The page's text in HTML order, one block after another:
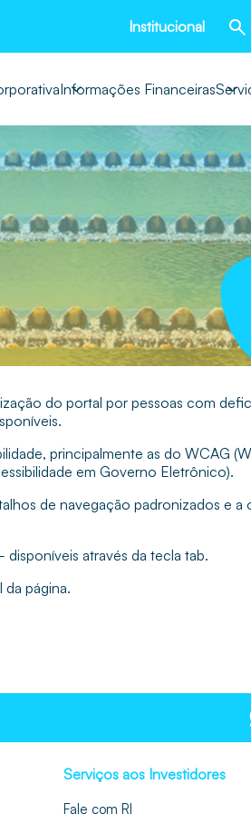
Institucional
Informações Financeiras
do portal por pessoas com
principalmente as do WCAG
em Governo Eletrônico).
de navegação padronizados e a
através da tecla tab.
página.
Serviços aos Investidores
Fale com RI